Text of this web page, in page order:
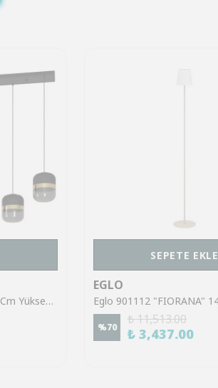
Eglo 39921 "SINSIGA" 150 Cm Yüksekliğinde Çelik Siyah Sarkıt Avize
SEPETE EKLE
EGLO
%70
₺ 11,513.00
₺ 3,437.00